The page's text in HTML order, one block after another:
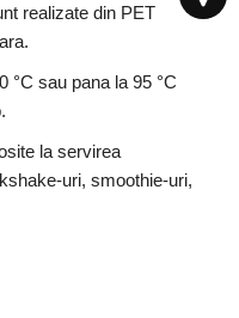
realizate din PET
°C sau pana la 95 °C
la servirea
uri, smoothie-uri,